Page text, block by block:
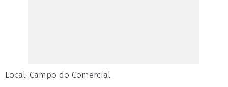
Local: Campo do Comercial